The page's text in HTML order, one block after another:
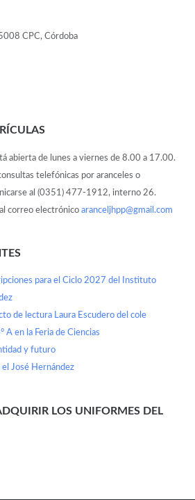
CPC, Córdoba
abierta de lunes a viernes de 8.00 a 17.00.
telefónicas por aranceles o
al (0351) 477-1912, interno 26.
correo electrónico aranceljhpp@gmail.com
para el Ciclo 2027 del Instituto
de lectura Laura Escudero del cole
A en la Feria de Ciencias
y futuro
el José Hernández
LOS UNIFORMES DEL